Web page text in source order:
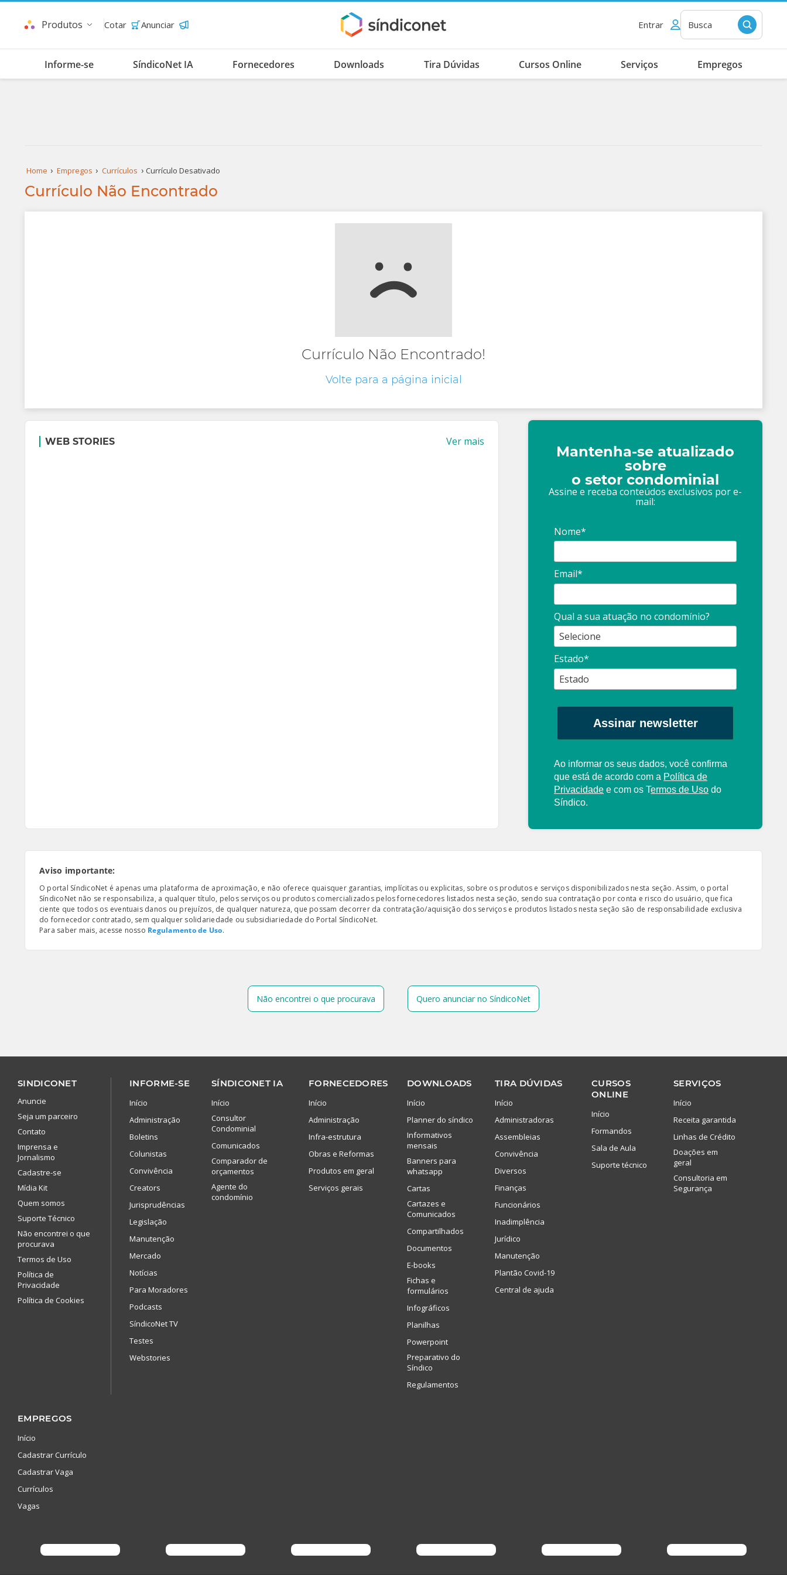
Produtos Cotar Anunciar Entrar Busca
Informe-se SíndicoNet IA Fornecedores Downloads Tira Dúvidas Cursos Online Serviços Empregos
Home Empregos Currículos Currículo Desativado
Currículo Não Encontrado
Currículo Não Encontrado!
Volte para a página inicial
WEB STORIES Ver mais
Mantenha-se atualizado
sobre
o setor condominial
Assine e receba conteúdos exclusivos por e-
mail:
Nome*
Email*
Qual a sua atuação no condomínio?
Estado*
Assinar newsletter
Ao informar os seus dados, você confirma
que está de acordo com a Política de
Privacidade e com os Termos de Uso do
Síndico.
Aviso importante:
O portal SíndicoNet é apenas uma plataforma de aproximação, e não oferece quaisquer garantias, implícitas ou explicitas, sobre os produtos e serviços disponibilizados nesta seção. Assim, o portal
SíndicoNet não se responsabiliza, a qualquer título, pelos serviços ou produtos comercializados pelos fornecedores listados nesta seção, sendo sua contratação por conta e risco do usuário, que fica
ciente que todos os eventuais danos ou prejuízos, de qualquer natureza, que possam decorrer da contratação/aquisição dos serviços e produtos listados nesta seção são de responsabilidade exclusiva
do fornecedor contratado, sem qualquer solidariedade ou subsidiariedade do Portal SíndicoNet.
Para saber mais, acesse nosso Regulamento de Uso.
Não encontrei o que procurava Quero anunciar no SíndicoNet
SINDICONET
Anuncie
Seja um parceiro
Contato
Imprensa e
Jornalismo
Cadastre-se
Mídia Kit
Quem somos
Suporte Técnico
Não encontrei o que
procurava
Termos de Uso
Política de
Privacidade
Política de Cookies
INFORME-SE
Início
Administração
Boletins
Colunistas
Convivência
Creators
Jurisprudências
Legislação
Manutenção
Mercado
Notícias
Para Moradores
Podcasts
SíndicoNet TV
Testes
Webstories
SÍNDICONET IA
Início
Consultor
Condominial
Comunicados
Comparador de
orçamentos
Agente do
condomínio
FORNECEDORES
Início
Administração
Infra-estrutura
Obras e Reformas
Produtos em geral
Serviços gerais
DOWNLOADS
Início
Planner do síndico
Informativos
mensais
Banners para
whatsapp
Cartas
Cartazes e
Comunicados
Compartilhados
Documentos
E-books
Fichas e
formulários
Infográficos
Planilhas
Powerpoint
Preparativo do
Síndico
Regulamentos
TIRA DÚVIDAS
Início
Administradoras
Assembleias
Convivência
Diversos
Finanças
Funcionários
Inadimplência
Jurídico
Manutenção
Plantão Covid-19
Central de ajuda
CURSOS
ONLINE
Início
Formandos
Sala de Aula
Suporte técnico
SERVIÇOS
Início
Receita garantida
Linhas de Crédito
Doações em
geral
Consultoria em
Segurança
EMPREGOS
Início
Cadastrar Currículo
Cadastrar Vaga
Currículos
Vagas